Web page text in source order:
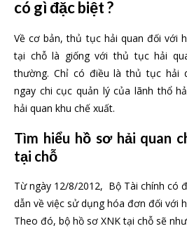
có gì đặc biệt ?
Về cơ bản, thủ tục hải quan đối với
tại chỗ là giống với thủ tục hải
thường. Chỉ có điều là thủ tục hải
ngay chi cục quản lý của lãnh thổ
hải quan khu chế xuất.
Tìm hiểu hồ sơ hải quan
tại chỗ
Từ ngày 12/8/2012, Bộ Tài chính có
dẫn về việc sử dụng hóa đơn đối với
Theo đó, bộ hồ sơ XNK tại chỗ sẽ